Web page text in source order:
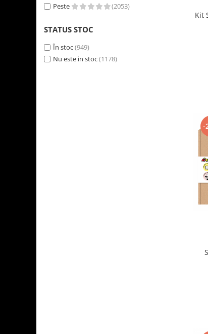
Peste
(2053)
STATUS STOC
În stoc(949)
Nu este in stoc(1178)
Kit
-